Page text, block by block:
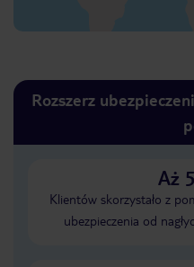
Rozszerz
Aż
Klientów skorzystało z
ubezpieczenia od